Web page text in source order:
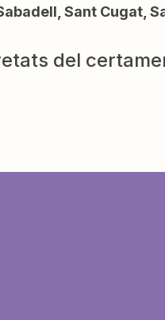
Sant Cugat,
del